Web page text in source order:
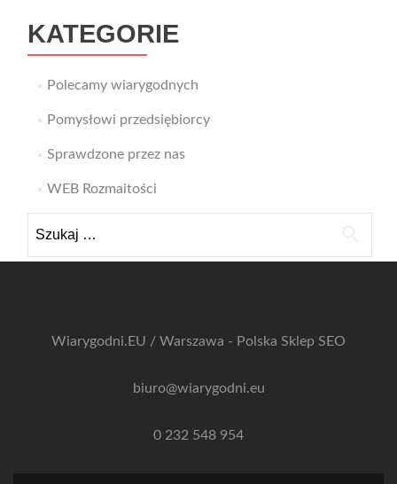
KATEGORIE
Polecamy wiarygodnych
Pomysłowi przedsiębiorcy
Sprawdzone przez nas
WEB Rozmaitości
Wiarygodni.EU / Warszawa - Polska Sklep SEO
biuro@wiarygodni.eu
0 232 548 954